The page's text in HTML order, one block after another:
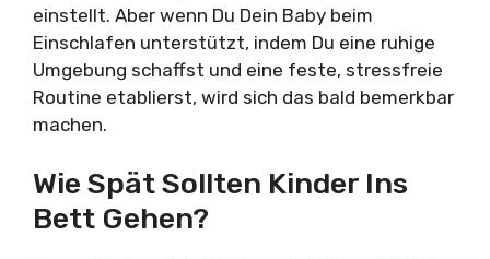
einstellt. Aber wenn Du Dein Baby beim
Einschlafen unterstützt, indem Du eine ruhige
Umgebung schaffst und eine feste, stressfreie
Routine etablierst, wird sich das bald bemerkbar
machen.
Wie Spät Sollten Kinder Ins
Bett Gehen?